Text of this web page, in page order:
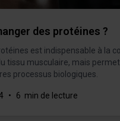
des protéines ?
est indispensable à la
tissu musculaire, mais
processus biologiques.
• 6 min de lecture